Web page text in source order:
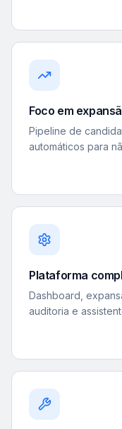
Foco em
Pipeline de
automáticos para
Plataforma
Dashboard,
auditoria e